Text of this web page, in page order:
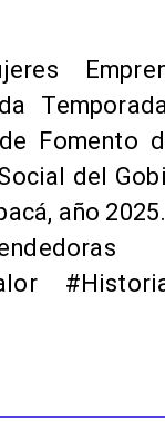
Fomento
del
año 2025.